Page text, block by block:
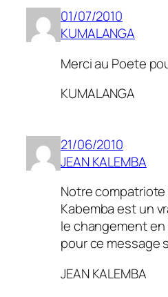
01/07/2010
KUMALANGA
Merci au Poete
KUMALANGA
21/06/2010
JEAN KALEMBA
Notre
Kabemba est un
le changement en
pour ce message
JEAN KALEMBA